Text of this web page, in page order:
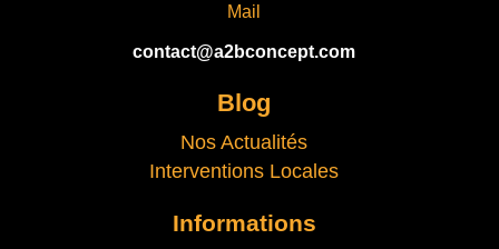
Mail
contact@a2bconcept.com
Blog
Nos Actualités
Interventions Locales
Informations